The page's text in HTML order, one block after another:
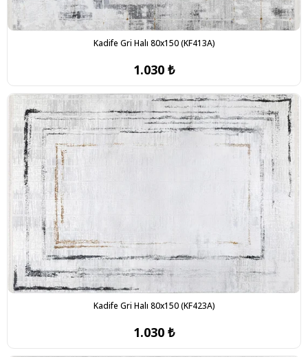
Kadife Gri Halı 80x150 (KF413A)
1.030 ₺
Kadife Gri Halı 80x150 (KF423A)
1.030 ₺